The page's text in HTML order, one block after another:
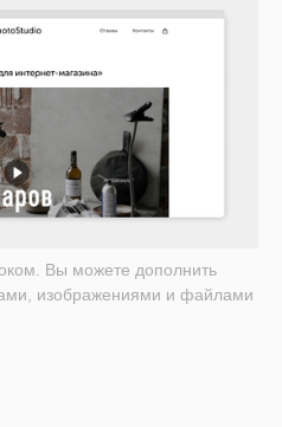
Вы можете дополнить
изображениями и файлами